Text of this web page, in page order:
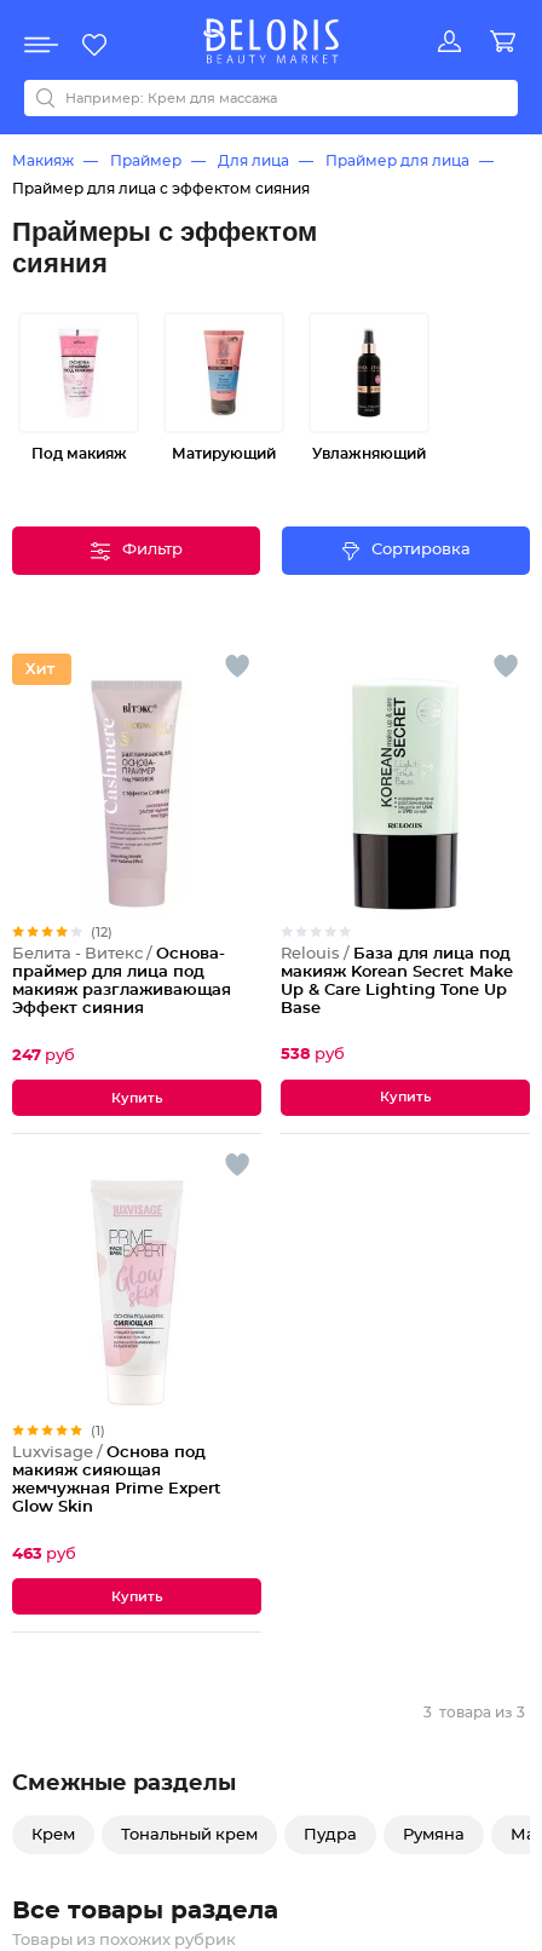
Акции
Все бренды
0-9ABCDEFGHIJKLMNOPQRSTUVWYZАБВДЗИМОКЛНПРСТУФ
Макияж Праймер Для лица
Праймер для лица
Праймер для лица с эффектом сияния
Праймеры с эффектом
сияния
Под макияж Матирующий Увлажняющий
Фильтр Сортировка
(12)
Белита - Витекс / Основа-
праймер для лица под
макияж разглаживающая
Эффект сияния
247 руб
Relouis / База для лица под
макияж Korean Secret Make
Up & Care Lighting Tone Up
Base
538 руб
(1)
Luxvisage / Основа под
макияж сияющая
жемчужная Prime Expert
Glow Skin
463 руб
3 товара из 3
Смежные разделы
Крем Тональный крем Пудра Румяна
Все товары раздела
Товары из похожих рубрик